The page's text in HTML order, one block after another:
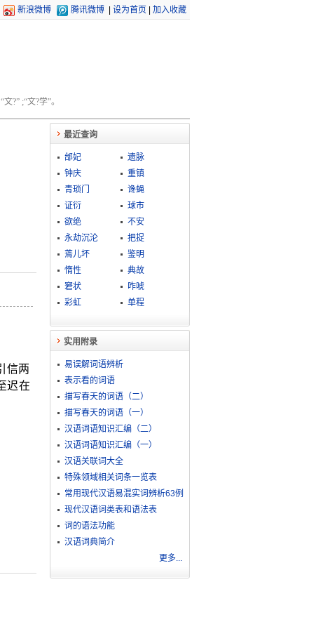
新浪微博 腾讯微博 设为首页 加入收藏
?” ;“文?学”。
信两
迟在
最近查询
邰妃
遗脉
钟庆
重镇
青琐门
谗蝇
证衍
球市
欲绝
不安
永劫沉沦
把捉
蔫儿坏
鉴明
惰性
典故
窘状
咋唬
彩虹
单程
实用附录
易误解词语辨析
表示看的词语
描写春天的词语（二）
描写春天的词语（一）
汉语词语知识汇编（二）
汉语词语知识汇编（一）
汉语关联词大全
特殊领域相关词条一览表
常用现代汉语易混实词辨析63例
现代汉语词类表和语法表
词的语法功能
汉语词典简介
更多...